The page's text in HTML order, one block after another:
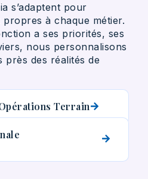
s’adaptent pour
à chaque métier.
a ses priorités, ses
nous personnalisons
près des réalités de
Terrain